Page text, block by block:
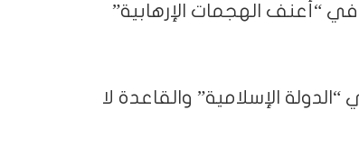
أيضا في “أعنف الهجمات الإرهابية”
الإسلامية” والقاعدة لا